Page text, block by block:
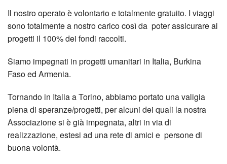
Il nostro operato è volontario e totalmente gratuito. I viaggi
sono totalmente a nostro carico così da poter assicurare ai
progetti il 100% dei fondi raccolti.
Siamo impegnati in progetti umanitari in Italia, Burkina
Faso ed Armenia.
Tornando in Italia a Torino, abbiamo portato una valigia
piena di speranze/progetti, per alcuni dei quali la nostra
Associazione si è già impegnata, altri in via di
realizzazione, estesi ad una rete di amici e persone di
buona volontà.